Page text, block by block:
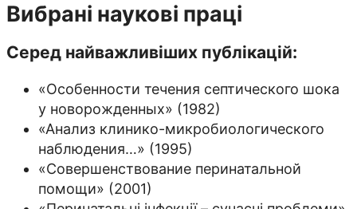
Вибрані наукові праці
Серед найважливіших публікацій:
«Особенности течения септического шока
у новорожденных» (1982)
«Анализ клинико-микробиологического
наблюдения…» (1995)
«Совершенствование перинатальной
помощи» (2001)